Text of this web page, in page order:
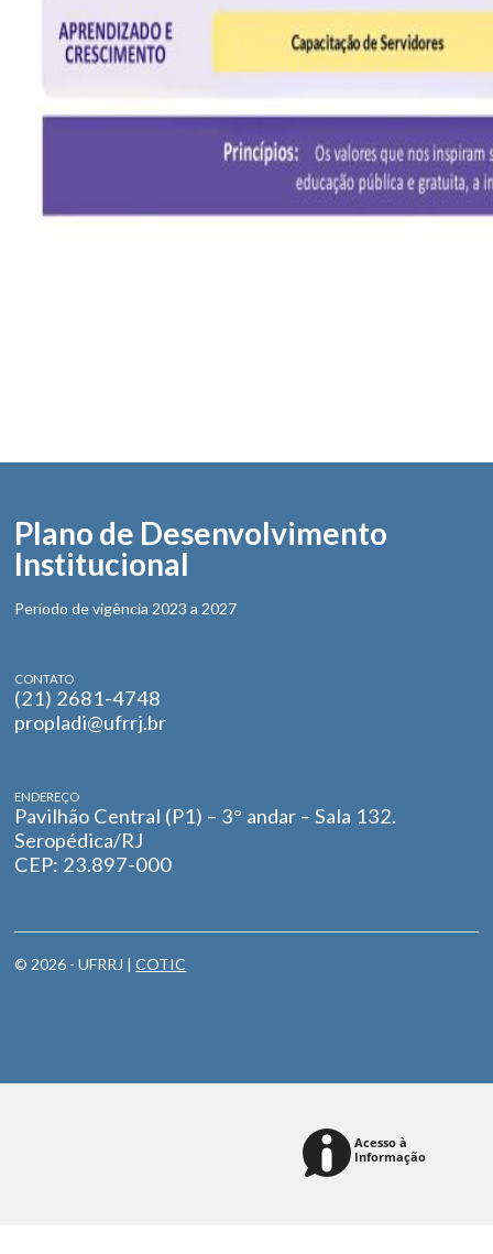
Plano de Desenvolvimento
Institucional
Período de vigência 2023 a 2027
CONTATO
(21) 2681-4748
propladi@ufrrj.br
ENDEREÇO
Pavilhão Central (P1) – 3° andar – Sala 132.
Seropédica/RJ
CEP: 23.897-000
© 2026 - UFRRJ |COTIC